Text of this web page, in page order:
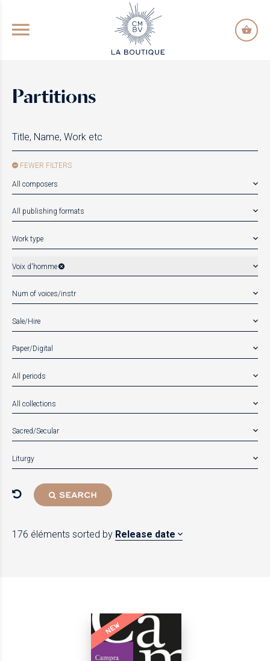
GO TO PRINCIPAL CONTENT
Partitions
FEWER FILTERS
All composers
All publishing formats
Work type
Voix d'homme
Num of voices/instr
Sale/Hire
Paper/Digital
All periods
All collections
Sacred/Secular
Liturgy
SEARCH
176 éléments sorted by Release date
NEW